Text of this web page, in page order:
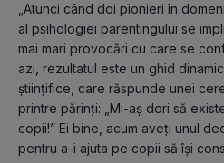
„Atunci când doi pionieri în
al psihologiei parentingului se
mai mari provocări cu care se
azi, rezultatul este un ghid
științifice, care răspunde unei
printre părinți: „Mi-aș dori să
copii!” Ei bine, acum aveți unul
pentru a-i ajuta pe copii să își